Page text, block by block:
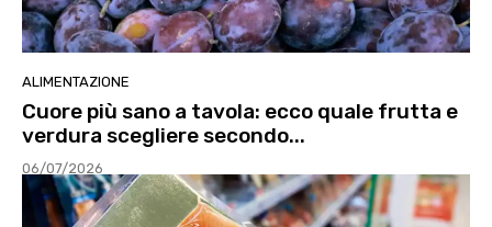
ALIMENTAZIONE
Cuore più sano a tavola: ecco quale frutta e
verdura scegliere secondo...
06/07/2026